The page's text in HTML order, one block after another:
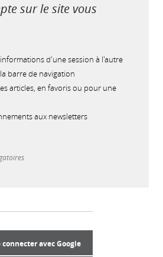
sur le site vous
d'une session à l'autre
barre de navigation
articles, en favoris ou pour une
aux newsletters
connecter avec Google